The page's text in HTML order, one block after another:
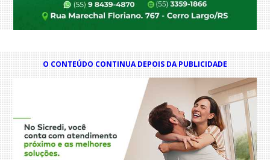
O CONTEÚDO CONTINUA DEPOIS DA PUBLICIDADE